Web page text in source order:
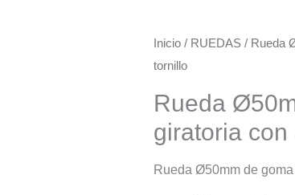
Inicio / RUEDAS / Rueda
tornillo
Rueda
giratoria
Rueda Ø50mm de